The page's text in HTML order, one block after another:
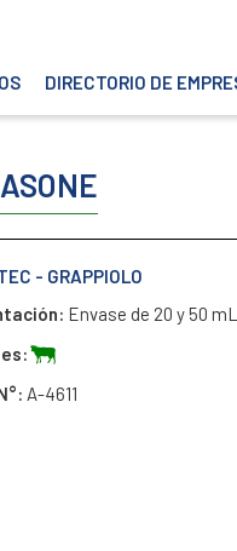
DIRECTORIO DE
- GRAPPIOLO
Envase de 20 y 50
A-4611